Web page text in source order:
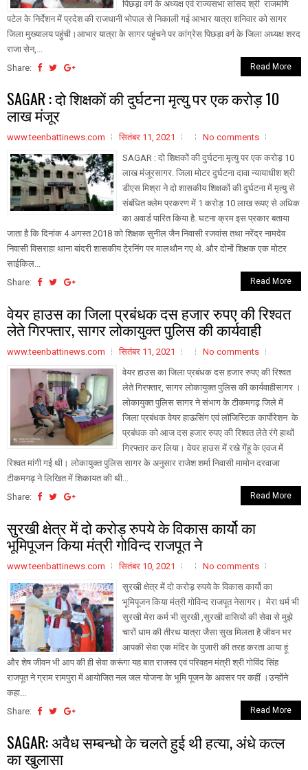
पिछड़ा वर्ग के अध्यक्ष एवं राज्यसभा सांसद श्री राजमणि
पटेल के निर्देशन में प्रदेश की राजधानी भोपाल से निकाली गई आभार यात्रा शनिवार को सागर
जिला मुख्यालय पहुंची।आभार यात्रा के सागर पहुंचने पर कांग्रेस पिछड़ा वर्ग के जिला अध्यक्ष शरद
राजा सेन,...
Share:
Read More
SAGAR : दो शिक्षकों की दुर्घटना मृत्यु पर एक करोड़ 10
लाख मंजूर
www.teenbattinews.com सितंबर 11, 2021
No comments
SAGAR : दो शिक्षकों की दुर्घटना मृत्यु पर एक करोड़ 10
लाख मंजूरसागर. जिला मोटर दुर्घटना दावा न्यायाधीश श्री
डीएस मिश्रा ने दो शासकीय शिक्षकों की दुर्घटना में मृत्यु से
संबंधित क्लेम प्रकरण में 1 करोड़ 10 लाख रूपए से अधिक
का अवार्ड पारित किया है. घटना क्रम इस प्रकार बताया
जाता है कि दिनांक 4 अगस्त 2018 को शिक्षक सुनील जैन निवासी रजवांस तथा नरेंद्र नामदेव
निवासी विसराहा थाना बांदरी शासकीय टे्रनिंग पर मालथौन गए थे. और दोनों शिक्षक एक मोटर
साईकिल...
Share:
Read More
वेयर हाउस का जिला प्रबंधक दस हजार रुपए की रिश्वत
लेते गिरफ्तार, सागर लोकायुक्त पुलिस की कार्यवाही
www.teenbattinews.com सितंबर 11, 2021
No comments
वेयर हाउस का जिला प्रबंधक दस हजार रुपए की रिश्वत
लेते गिरफ्तार, सागर लोकायुक्त पुलिस की कार्यवाहीसागर ।
लोकायुक्त पुलिस सागर ने संभाग के टीकमगढ़ जिले में
जिला प्रबंधक वेयर हाऊसिंग एवं लॉजिस्टिक कार्पोरेशन के
प्रबंधक को आज दस हजार रुपए की रिश्वत लेते रंगे हाथों
गिरफ्तार कर लिया। वेयर हाउस में रखे गेंहू के एवज में
रिश्वत मांगी गई थी। लोकायुक्त पुलिस सागर के अनुसार राजेश शर्मा निवासी मामोन दरवाजा
टीकमगढ़ ने लिखित में शिकायत की थी...
Share:
Read More
सुरखी क्षेत्र में दो करोड़ रुपये के विकास कार्यो का
भूमिपूजन किया मंत्री गोविन्द राजपूत ने
www.teenbattinews.com सितंबर 10, 2021
No comments
सुरखी क्षेत्र में दो करोड़ रुपये के विकास कार्यो का
भूमिपूजन किया मंत्री गोविन्द राजपूत नेसागर। मेरा धर्म भी
सुरखी मेरा कर्म भी सुरखी ,सुरखी वासियों की सेवा से मुझे
चारों धाम की तीरथ यात्रा जैसा सुख मिलता है जीवन भर
आपकी सेवा एक मंदिर के पुजारी की तरह करता आया हूं
और शेष जीवन भी आप की ही सेवा करूंगा यह बात राजस्व एवं परिवहन मंत्री श्री गोविंद सिंह
राजपूत ने ग्राम रामपुरा में आयोजित नल जल योजना के भूमि पूजन के अवसर पर कहीं ।उन्होंने
कहा...
Share:
Read More
SAGAR: अवैध सम्बन्धो के चलते हुई थी हत्या, अंधे कत्ल
का खुलासा